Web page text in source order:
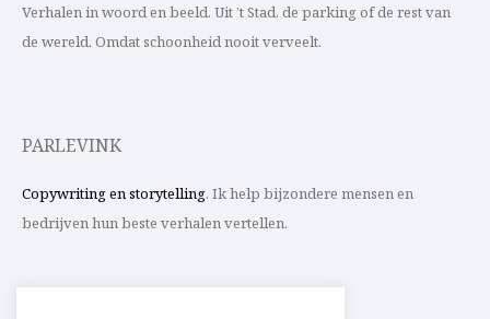
Verhalen in woord en beeld. Uit ’t Stad, de parking of de rest van
de wereld. Omdat schoonheid nooit verveelt.
PARLEVINK
Copywriting en storytelling. Ik help bijzondere mensen en
bedrijven hun beste verhalen vertellen.